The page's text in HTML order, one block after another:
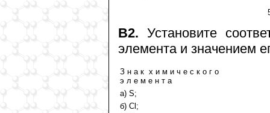
В2. Установите
элемента и значением
З н а к х и м и ч е с к о г о
э л е м е н т а
а) S;
б) Cl;